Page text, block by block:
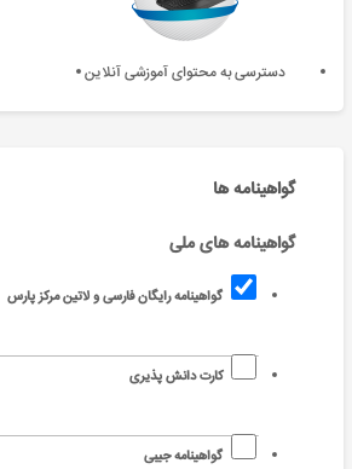
دسترسی به محتوای آموزشی آنلاین
گواهینامه ها
گواهینامه های ملی
گواهینامه رایگان فارسی و لاتین مرکز پارس
کارت دانش پذیری
گواهینامه جیبی